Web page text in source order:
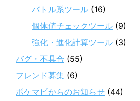
バトル系ツール (16)
個体値チェックツール (9)
強化・進化計算ツール (3)
バグ・不具合 (55)
フレンド募集 (6)
ポケマピからのお知らせ (44)